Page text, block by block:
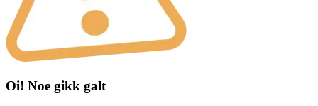
Oi! Noe gikk galt